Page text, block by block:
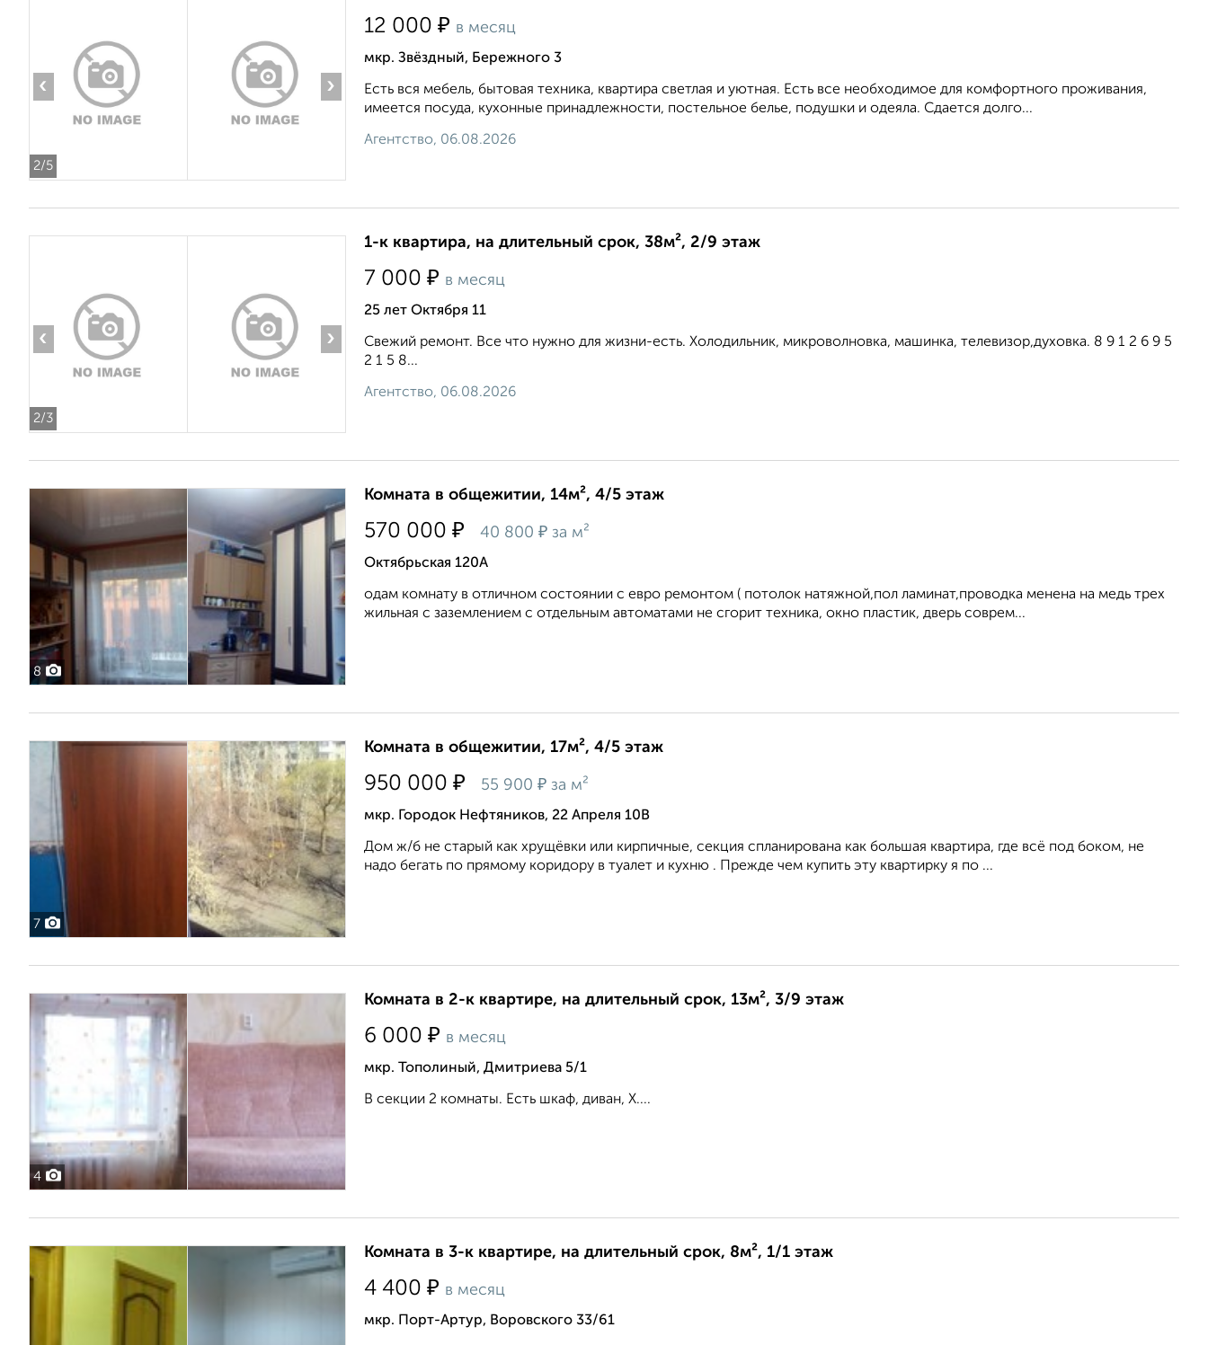
2/5
‹ ›
12 000 ₽ в месяц
мкр. Звёздный, Бережного 3
Есть вся мебель, бытовая техника, квартира светлая и уютная. Есть все необходимое для комфортного проживания,
имеется посуда, кухонные принадлежности, постельное белье, подушки и одеяла. Сдается долго...
Агентство, 06.08.2026
2/3
‹ ›
1-к квартира, на длительный срок, 38м², 2/9 этаж
7 000 ₽ в месяц
25 лет Октября 11
Свежий ремонт. Все что нужно для жизни-есть. Холодильник, микроволновка, машинка, телевизор,духовка. 8 9 1 2 6 9 5
2 1 5 8...
Агентство, 06.08.2026
8
Комната в общежитии, 14м², 4/5 этаж
570 000 ₽ 40 800 ₽ за м²
Октябрьская 120А
одам комнату в отличном состоянии с евро ремонтом ( потолок натяжной,пол ламинат,проводка менена на медь трех
жильная с заземлением с отдельным автоматами не сгорит техника, окно пластик, дверь соврем...
7
Комната в общежитии, 17м², 4/5 этаж
950 000 ₽ 55 900 ₽ за м²
мкр. Городок Нефтяников, 22 Апреля 10В
Дом ж/б не старый как хрущёвки или кирпичные, секция спланирована как большая квартира, где всё под боком, не
надо бегать по прямому коридору в туалет и кухню . Прежде чем купить эту квартирку я по ...
4
Комната в 2-к квартире, на длительный срок, 13м², 3/9 этаж
6 000 ₽ в месяц
мкр. Тополиный, Дмитриева 5/1
В секции 2 комнаты. Есть шкаф, диван, Х....
Комната в 3-к квартире, на длительный срок, 8м², 1/1 этаж
4 400 ₽ в месяц
мкр. Порт-Артур, Воровского 33/61